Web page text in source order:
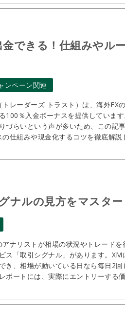
できる！仕組みやル
ンペーン関連
レーダーズ トラスト）は、海外FX
100％入金ボーナスを提供していま
づらいという声が多いため、この記
仕組みや現金化するコツを徹底解説
ナルの見方をマスター
ナリストが相場の状況やトレードを
ス「取引シグナル」があります。XM
き、相場が動いている日なら毎日2
ポートには、実際にエントリーする